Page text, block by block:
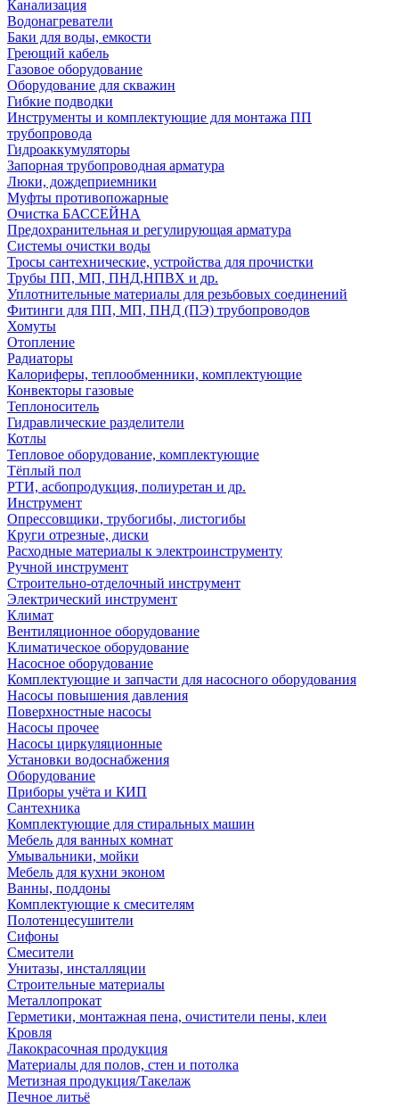
Канализация
Водонагреватели
Баки для воды, емкости
Греющий кабель
Газовое оборудование
Оборудование для скважин
Гибкие подводки
Инструменты и комплектующие для монтажа ПП
трубопровода
Гидроаккумуляторы
Запорная трубопроводная арматура
Люки, дождеприемники
Муфты противопожарные
Очистка БАССЕЙНА
Предохранительная и регулирующая арматура
Системы очистки воды
Тросы сантехнические, устройства для прочистки
Трубы ПП, МП, ПНД,НПВХ и др.
Уплотнительные материалы для резьбовых соединений
Фитинги для ПП, МП, ПНД (ПЭ) трубопроводов
Хомуты
Отопление
Радиаторы
Калориферы, теплообменники, комплектующие
Конвекторы газовые
Теплоноситель
Гидравлические разделители
Котлы
Тепловое оборудование, комплектующие
Тёплый пол
РТИ, асбопродукция, полиуретан и др.
Инструмент
Опрессовщики, трубогибы, листогибы
Круги отрезные, диски
Расходные материалы к электроинструменту
Ручной инструмент
Строительно-отделочный инструмент
Электрический инструмент
Климат
Вентиляционное оборудование
Климатическое оборудование
Насосное оборудование
Комплектующие и запчасти для насосного оборудования
Насосы повышения давления
Поверхностные насосы
Насосы прочее
Насосы циркуляционные
Установки водоснабжения
Оборудование
Приборы учёта и КИП
Сантехника
Комплектующие для стиральных машин
Мебель для ванных комнат
Умывальники, мойки
Мебель для кухни эконом
Ванны, поддоны
Комплектующие к смесителям
Полотенцесушители
Сифоны
Смесители
Унитазы, инсталляции
Строительные материалы
Металлопрокат
Герметики, монтажная пена, очистители пены, клеи
Кровля
Лакокрасочная продукция
Материалы для полов, стен и потолка
Метизная продукция/Такелаж
Печное литьё